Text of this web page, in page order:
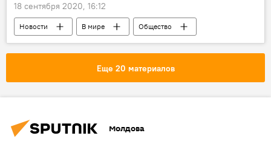
18 сентября 2020, 16:12
Новости В мире Общество
Еще 20 материалов
Молдова